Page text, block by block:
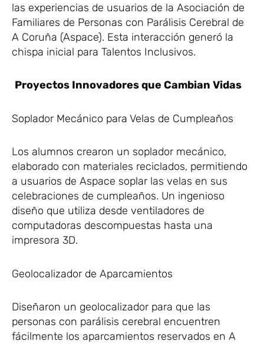
las experiencias de usuarios de la Asociación de
Familiares de Personas con Parálisis Cerebral de
A Coruña (Aspace). Esta interacción generó la
chispa inicial para Talentos Inclusivos.
Proyectos Innovadores que Cambian Vidas
Soplador Mecánico para Velas de Cumpleaños
Los alumnos crearon un soplador mecánico,
elaborado con materiales reciclados, permitiendo
a usuarios de Aspace soplar las velas en sus
celebraciones de cumpleaños. Un ingenioso
diseño que utiliza desde ventiladores de
computadoras descompuestas hasta una
impresora 3D.
Geolocalizador de Aparcamientos
Diseñaron un geolocalizador para que las
personas con parálisis cerebral encuentren
fácilmente los aparcamientos reservados en A